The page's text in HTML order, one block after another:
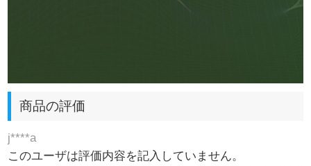
商品の評価
j****a
このユーザは評価内容を記入していません。